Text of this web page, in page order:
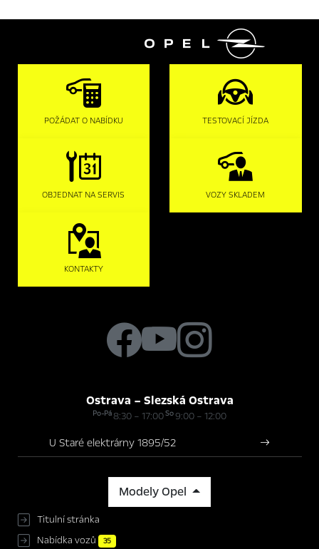

POŽÁDAT O NABÍDKU TESTOVACÍ JÍZDA
OBJEDNAT NA SERVIS VOZY SKLADEM
KONTAKTY
Ostrava – Slezská Ostrava
Po-Pá8:30 – 17:00So9:00 – 12:00
U Staré elektrárny 1895/52
Modely Opel
Titulní stránka
Nabídka vozů
35